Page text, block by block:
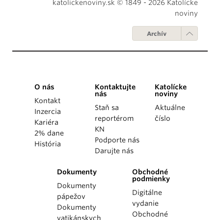
katolickenoviny.sk © 1849 - 2026 Katolícke
noviny
Archív
O nás
Kontakt
Inzercia
Kariéra
2% dane
História
Kontaktujte
nás
Staň sa
reportérom
KN
Podporte nás
Darujte nás
Katolícke
noviny
Aktuálne
číslo
Dokumenty
Dokumenty
pápežov
Dokumenty
vatikánskych
Obchodné
podmienky
Digitálne
vydanie
Obchodné